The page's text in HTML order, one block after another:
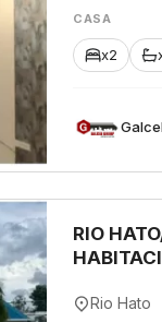
CASA
x2
RIO
Rio Hato